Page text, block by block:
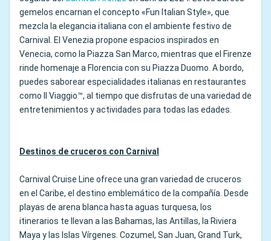
gemelos encarnan el concepto «Fun Italian Style», que
mezcla la elegancia italiana con el ambiente festivo de
Carnival. El Venezia propone espacios inspirados en
Venecia, como la Piazza San Marco, mientras que el Firenze
rinde homenaje a Florencia con su Piazza Duomo. A bordo,
puedes saborear especialidades italianas en restaurantes
como Il Viaggio™, al tiempo que disfrutas de una variedad de
entretenimientos y actividades para todas las edades.
Destinos de cruceros con Carnival
Carnival Cruise Line ofrece una gran variedad de cruceros
en el Caribe, el destino emblemático de la compañía. Desde
playas de arena blanca hasta aguas turquesa, los
itinerarios te llevan a las Bahamas, las Antillas, la Riviera
Maya y las Islas Vírgenes. Cozumel, San Juan, Grand Turk,